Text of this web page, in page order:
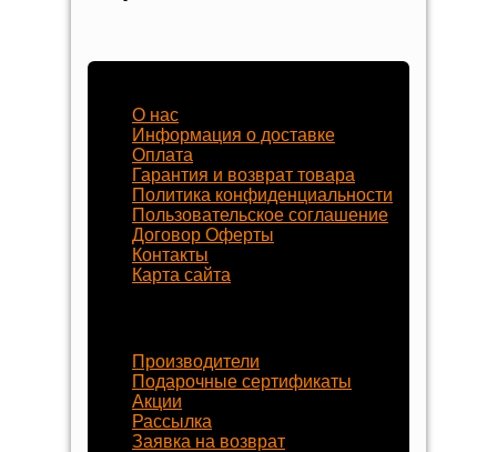
Наш магазин
О нас
Информация о доставке
Оплата
Гарантия и возврат товара
Политика конфиденциальности
Пользовательское соглашение
Договор Оферты
Контакты
Карта сайта
Производители
Подарочные сертификаты
Акции
Рассылка
Заявка на возврат